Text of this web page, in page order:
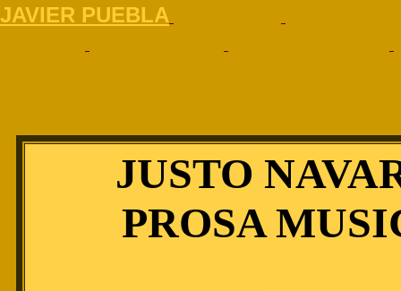
JAVIER PUEBLA
JUSTO
PROSA